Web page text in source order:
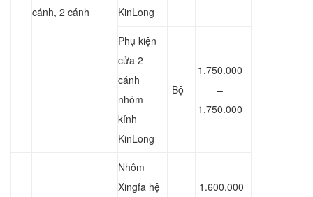
cánh, 2 cánh
KinLong
Phụ kiện
cửa 2
cánh
nhôm
kính
KinLong
Bộ
1.750.000
–
1.750.000
Nhôm
Xingfa hệ
1.600.000